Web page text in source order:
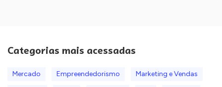
Categorias mais acessadas
Mercado Empreendedorismo Marketing e Vendas